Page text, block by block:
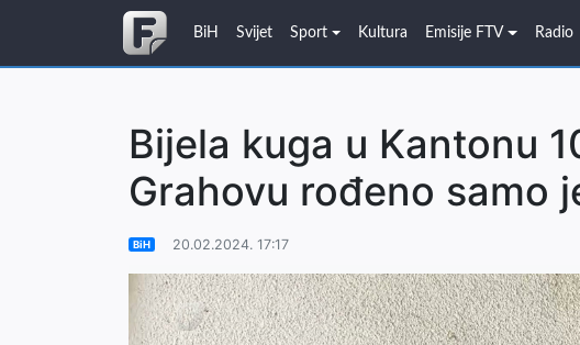
BiH Svijet Sport Kultura Emisije FTV Radio
Bijela kuga u Kantonu
Grahovu rođeno samo
BiH 20.02.2024. 17:17